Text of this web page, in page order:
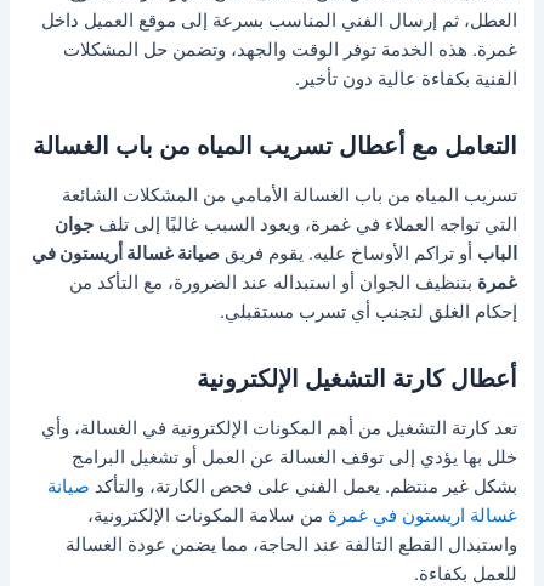
العطل، ثم إرسال الفني المناسب بسرعة إلى موقع العميل داخل
غمرة. هذه الخدمة توفر الوقت والجهد، وتضمن حل المشكلات
الفنية بكفاءة عالية دون تأخير.
التعامل مع أعطال تسريب المياه من باب الغسالة
تسريب المياه من باب الغسالة الأمامي من المشكلات الشائعة
التي تواجه العملاء في غمرة، ويعود السبب غالبًا إلى تلفجوان
الباب أو تراكم الأوساخ عليه. يقوم فريقصيانة غسالة أريستون في
غمرة بتنظيف الجوان أو استبداله عند الضرورة، مع التأكد من
إحكام الغلق لتجنب أي تسرب مستقبلي.
أعطال كارتة التشغيل الإلكترونية
تعد كارتة التشغيل من أهم المكونات الإلكترونية في الغسالة، وأي
خلل بها يؤدي إلى توقف الغسالة عن العمل أو تشغيل البرامج
بشكل غير منتظم. يعمل الفني على فحص الكارتة، والتأكد صيانة
غسالة اريستون في غمرة من سلامة المكونات الإلكترونية،
واستبدال القطع التالفة عند الحاجة، مما يضمن عودة الغسالة
للعمل بكفاءة.